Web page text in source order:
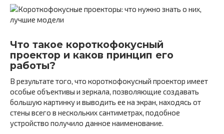
Что такое короткофокусный
проектор и каков принцип его
работы?
В результате того, что короткофокусный проектор имеет
особые объективы и зеркала, позволяющие создавать
большую картинку и выводить ее на экран, находясь от
стены всего в нескольких сантиметрах, подобное
устройство получило данное наименование.